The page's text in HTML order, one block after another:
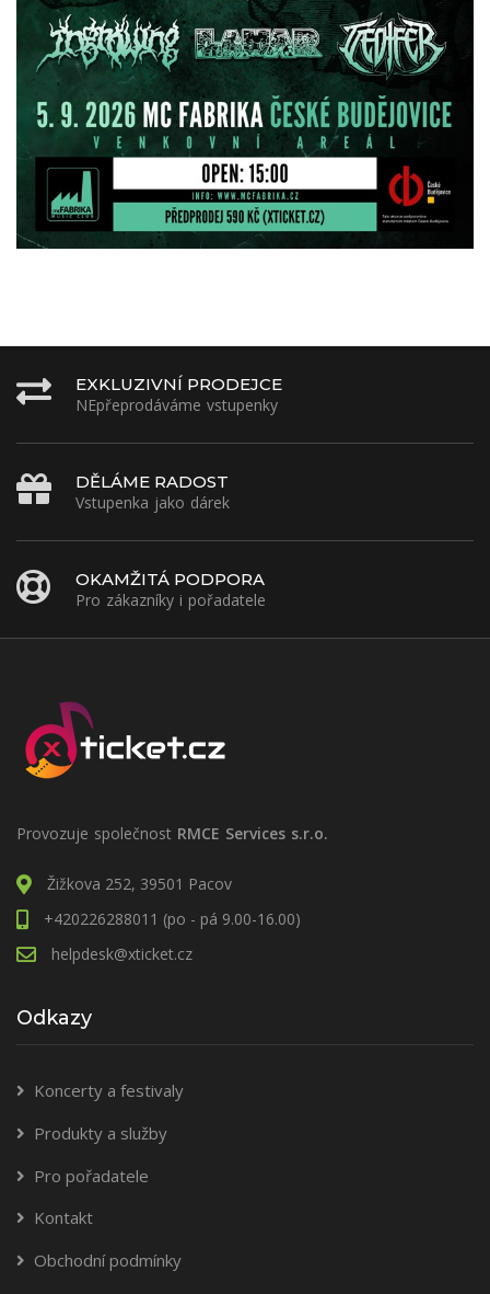
EXKLUZIVNÍ PRODEJCE
NEpřeprodáváme vstupenky
DĚLÁME RADOST
Vstupenka jako dárek
OKAMŽITÁ PODPORA
Pro zákazníky i pořadatele
Provozuje společnost RMCE Services s.r.o.
Žižkova 252, 39501 Pacov
+420226288011 (po - pá 9.00-16.00)
helpdesk@xticket.cz
Odkazy
Koncerty a festivaly
Produkty a služby
Pro pořadatele
Kontakt
Obchodní podmínky